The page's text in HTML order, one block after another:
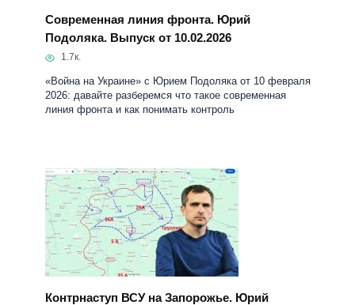
Современная линия фронта. Юрий
Подоляка. Выпуск от 10.02.2026
1.7к.
«Война на Украине» с Юрием Подоляка от 10 февраля
2026: давайте разберемся что такое современная
линия фронта и как понимать контроль
Контрнаступ ВСУ на Запорожье. Юрий